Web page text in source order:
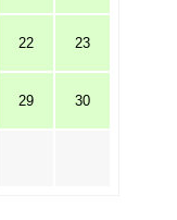
22 23
29 30